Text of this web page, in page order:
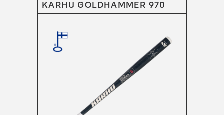
KARHU GOLDHAMMER 970